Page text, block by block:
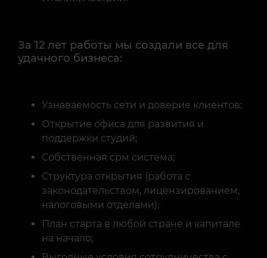
удачного бизнеса:
Открытие офиса для развития и
поддержки студий;
Собственная срм система;
Структура открытия (работа с
законодательством, лицензированием,
налоговыми отделами);
План старта в любой стране и капитале
на начало;
Выгодные условия сотрудничества с
интернет порталами (рекламные